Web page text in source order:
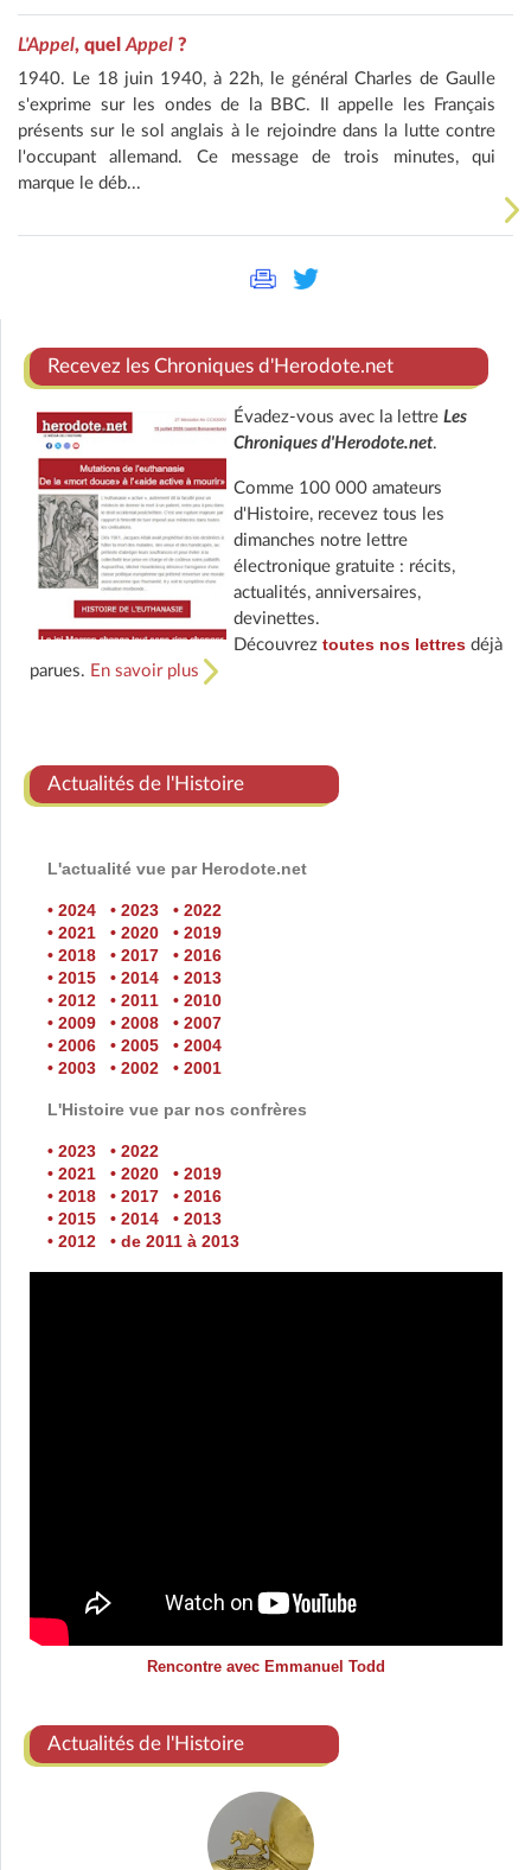
L'Appel, quelAppel ?
1940. Le 18 juin 1940, à 22h, le général Charles de Gaulle
s'exprime sur les ondes de la BBC. Il appelle les Français
présents sur le sol anglais à le rejoindre dans la lutte contre
l'occupant allemand. Ce message de trois minutes, qui
marque le déb...
Recevez les Chroniques d'Herodote.net
Évadez-vous avec la lettre Les
Chroniques d'Herodote.net.
Comme 100 000 amateurs
d'Histoire, recevez tous les
dimanches notre lettre
électronique gratuite : récits,
actualités, anniversaires,
devinettes.
Découvrez toutes nos lettresdéjà
parues. En savoir plus
Actualités de l'Histoire
L'actualité vue par Herodote.net
• 2024 • 2023
• 2022
• 2021
• 2020
• 2019
• 2018
• 2017
• 2016
• 2015
• 2014
• 2013
• 2012
• 2011
• 2010
• 2009
• 2008
• 2007
• 2006
• 2005
• 2004
• 2003
• 2002 • 2001
L'Histoire vue par nos confrères
• 2023
• 2022
• 2021
• 2020
• 2019
• 2018
• 2017
• 2016
• 2015
• 2014
• 2013
• 2012
• de 2011 à 2013
Rencontre avec Emmanuel Todd
Actualités de l'Histoire